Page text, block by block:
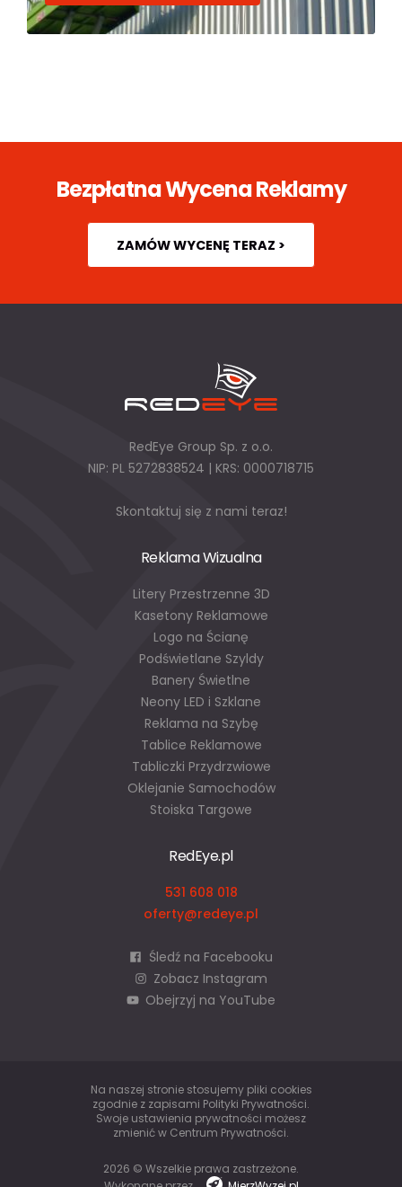
Bezpłatna Wycena Reklamy
ZAMÓW WYCENĘ TERAZ >
RedEye Group Sp. z o.o.
NIP: PL 5272838524 | KRS: 0000718715
Skontaktuj się z nami teraz!
Reklama Wizualna
Litery Przestrzenne 3D
Kasetony Reklamowe
Logo na Ścianę
Podświetlane Szyldy
Banery Świetlne
Neony LED i Szklane
Reklama na Szybę
Tablice Reklamowe
Tabliczki Przydrzwiowe
Oklejanie Samochodów
Stoiska Targowe
RedEye.pl
531 608 018
oferty@redeye.pl
Śledź na Facebooku
Zobacz Instagram
Obejrzyj na YouTube
Na naszej stronie stosujemy pliki cookies
zgodnie z zapisami Polityki Prywatności.
Swoje ustawienia prywatności możesz
zmienić w Centrum Prywatności.
2026 © Wszelkie prawa zastrzeżone.